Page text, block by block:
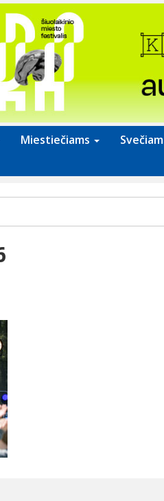
Miestiečiams